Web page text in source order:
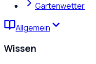
Gartenwetter
Allgemein
Wissen